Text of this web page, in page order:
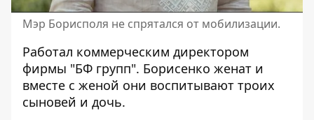
Мэр Борисполя не спрятался от мобилизации.
Работал коммерческим директором
фирмы "БФ групп". Борисенко женат и
вместе с женой они воспитывают троих
сыновей и дочь.